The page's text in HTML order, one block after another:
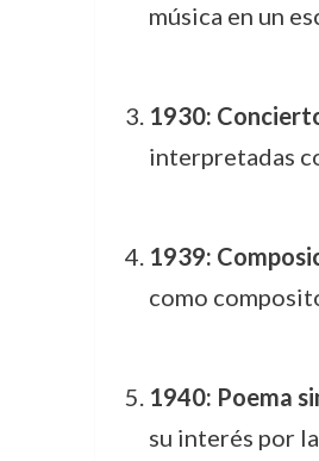
música en un
1930:
interpretadas
1939:
como
1940: Poema
su interés por